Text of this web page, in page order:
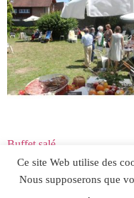
Buffet salé
Ce site Web utilise des
Nous supposerons que